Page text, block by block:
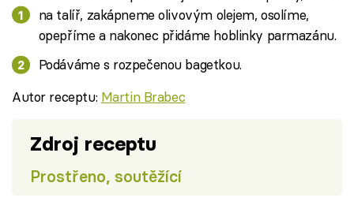
na talíř, zakápneme olivovým olejem, osolíme,
opepříme a nakonec přidáme hoblinky parmazánu.
Podáváme s rozpečenou bagetkou.
Autor receptu: Martin Brabec
Zdroj receptu
Prostřeno, soutěžící